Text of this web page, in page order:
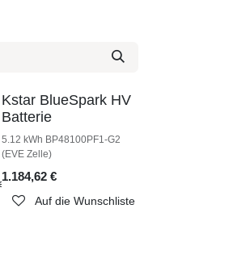
Wunschliste
Kstar BlueSpark HV
Batterie
5.12 kWh BP48100PF1-G2
(EVE Zelle)
1.184,62€
Auf die Wunschliste